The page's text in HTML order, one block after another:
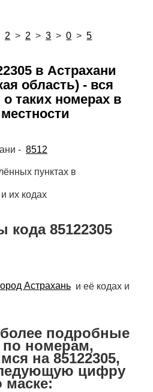
2 > 2 > 3 > 0 > 5
в Астрахани
область) - вся
таких номерах в
- 8512
пунктах в
и их кодах
кода 85122305
Астрахань и её кодах и
подробные
номерам,
на 85122305,
цифру
маске: